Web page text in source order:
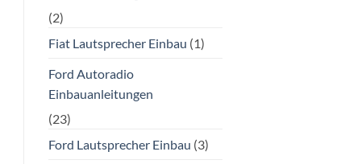
(2)
Fiat Lautsprecher Einbau (1)
Ford Autoradio
Einbauanleitungen
(23)
Ford Lautsprecher Einbau (3)